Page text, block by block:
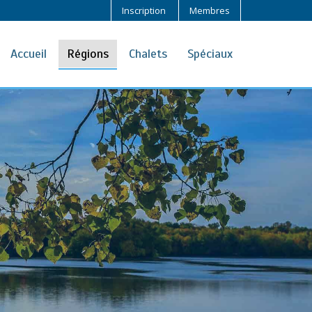
Inscription Membres
Accueil Régions Chalets Spéciaux